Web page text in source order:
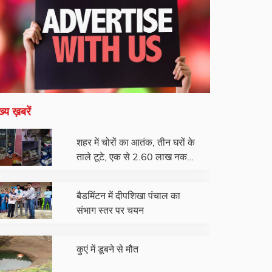
ख़बरें
शहर में चोरों का आतंक, तीन घरों के
ताले टूटे, एक से 2.60 लाख नकद
बैडमिंटन में दीपशिखा पंचाल का
संभाग स्तर पर चयन
कुएं में डूबने से मौत